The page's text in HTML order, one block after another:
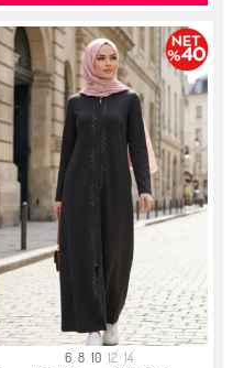
6 8 10 12 14